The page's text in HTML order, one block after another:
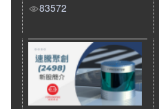
83572